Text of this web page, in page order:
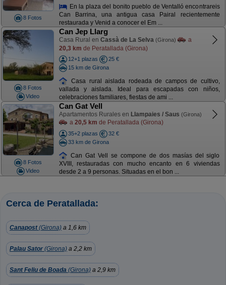
8 Fotos
En la plaza del bonito pueblo de Ventalló encontrareis
Can Barrina, una antigua casa Pairal recientemente
restaurada y Venid a conocer el Em ...
8 Fotos
Video
Can Jep Llarg
Casa Rural en Cassà de La Selva (Girona)
a
20,3 km de Peratallada (Girona)
12+1 plazas
25 €
15 km de Girona
Casa rural aislada rodeada de campos de cultivo,
vallada y aislada. Ideal para escapadas con niños,
celebraciones familiares, fiestas de ami ...
8 Fotos
Video
Can Gat Vell
Apartamentos Rurales en Llampaies / Saus (Girona)
a 20,5 km de Peratallada (Girona)
35+2 plazas
32 €
33 km de Girona
Can Gat Vell se compone de dos masías del siglo
XVIII, restauradas con mucho encanto en 6 viviendas
desde 2 a 9 personas. Situadas en el bon ...
Cerca de Peratallada:
Canapost(Girona) a 1,6 km
Palau Sator (Girona) a 2,2 km
Sant Feliu de Boada (Girona) a 2,9 km